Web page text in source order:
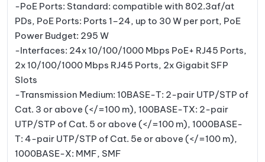
-PoE Ports: Standard: compatible with 802.3af/at
PDs, PoE Ports: Ports 1–24, up to 30 W per port, PoE
Power Budget: 295 W
-Interfaces: 24x 10/100/1000 Mbps PoE+ RJ45 Ports,
2x 10/100/1000 Mbps RJ45 Ports, 2x Gigabit SFP
Slots
-Transmission Medium: 10BASE-T: 2-pair UTP/STP of
Cat. 3 or above (</=100 m), 100BASE-TX: 2-pair
UTP/STP of Cat. 5 or above (</=100 m), 1000BASE-
T: 4-pair UTP/STP of Cat. 5e or above (</=100 m),
1000BASE-X: MMF, SMF